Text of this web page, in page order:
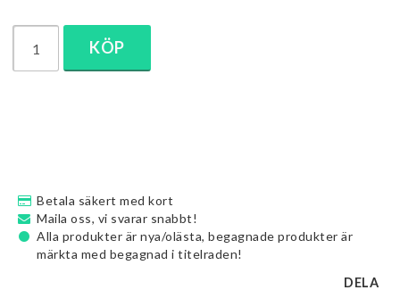
KÖP
Betala säkert med kort
Maila oss, vi svarar snabbt!
Alla produkter är nya/olästa, begagnade produkter är
märkta med begagnad i titelraden!
DELA